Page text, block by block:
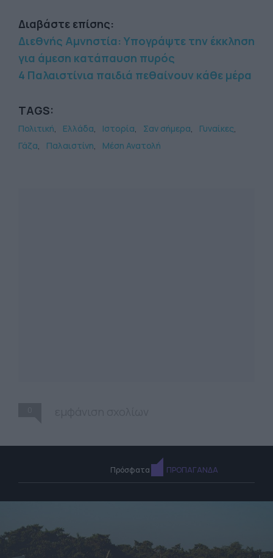
Διαβάστε επίσης:
Διεθνής Αμνηστία: Υπογράψτε την έκκληση
για άμεση κατάπαυση πυρός
4 Παλαιστίνια παιδιά πεθαίνουν κάθε μέρα
TAGS:
Πολιτική Ελλάδα Ιστορία Σαν σήμερα
Γυναίκες
Γάζα
Παλαιστίνη Μέση Ανατολή
Πρόσφατα ΠΡΟΠΑΓΑΝΔΑ